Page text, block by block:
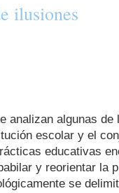
ilusiones
analizan algunas
escolar y el
educativas
y reorientar la
se